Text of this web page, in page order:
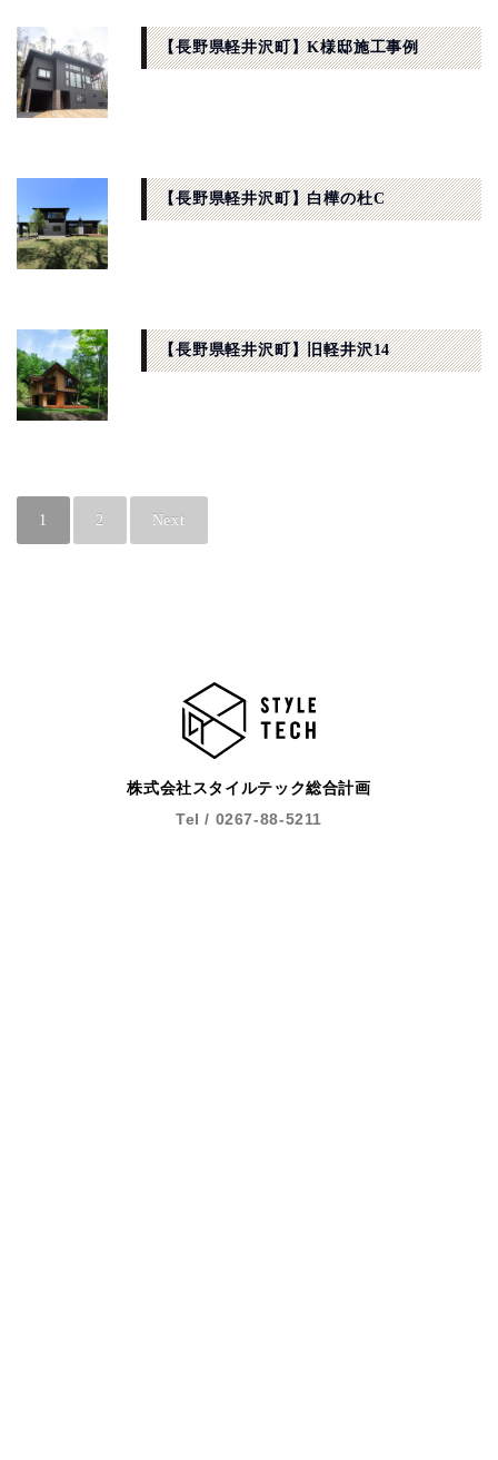
【長野県軽井沢町】K様邸施工事例
【長野県軽井沢町】白樺の杜C
【長野県軽井沢町】旧軽井沢14
1 2 Next
株式会社スタイルテック総合計画
Tel / 0267-88-5211